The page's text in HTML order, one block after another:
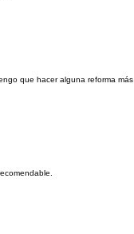
que hacer alguna reforma más